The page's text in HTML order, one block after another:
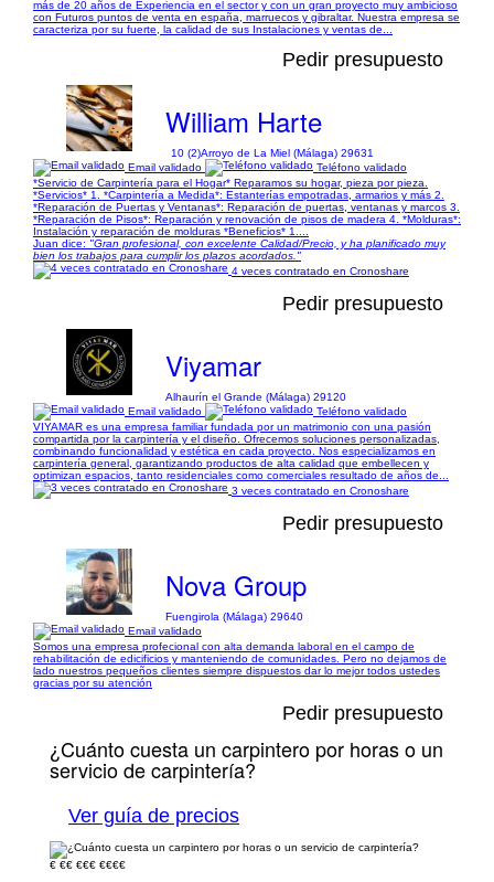
más de 20 años de Experiencia en el sector y con un gran proyecto muy ambicioso
con Futuros puntos de venta en españa, marruecos y gibraltar. Nuestra empresa se
caracteriza por su fuerte, la calidad de sus Instalaciones y ventas de...
Pedir presupuesto
William Harte
10 (2)Arroyo de La Miel (Málaga) 29631
Email validado
Teléfono validado
*Servicio de Carpintería para el Hogar* Reparamos su hogar, pieza por pieza.
*Servicios* 1. *Carpintería a Medida*: Estanterías empotradas, armarios y más 2.
*Reparación de Puertas y Ventanas*: Reparación de puertas, ventanas y marcos 3.
*Reparación de Pisos*: Reparación y renovación de pisos de madera 4. *Molduras*:
Instalación y reparación de molduras *Beneficios* 1....
Juan dice: "Gran profesional, con excelente Calidad/Precio, y ha planificado muy
bien los trabajos para cumplir los plazos acordados."
4 veces contratado en Cronoshare
Pedir presupuesto
Viyamar
Alhaurín el Grande (Málaga) 29120
Email validado
Teléfono validado
VIYAMAR es una empresa familiar fundada por un matrimonio con una pasión
compartida por la carpintería y el diseño. Ofrecemos soluciones personalizadas,
combinando funcionalidad y estética en cada proyecto. Nos especializamos en
carpintería general, garantizando productos de alta calidad que embellecen y
optimizan espacios, tanto residenciales como comerciales resultado de años de...
3 veces contratado en Cronoshare
Pedir presupuesto
Nova Group
Fuengirola (Málaga) 29640
Email validado
Somos una empresa profecional con alta demanda laboral en el campo de
rehabilitación de edicificios y manteniendo de comunidades. Pero no dejamos de
lado nuestros pequeños clientes siempre dispuestos dar lo mejor todos ustedes
gracias por su atención
Pedir presupuesto
¿Cuánto cuesta un carpintero por horas o un
servicio de carpintería?
Ver guía de precios
€ €€ €€€ €€€€